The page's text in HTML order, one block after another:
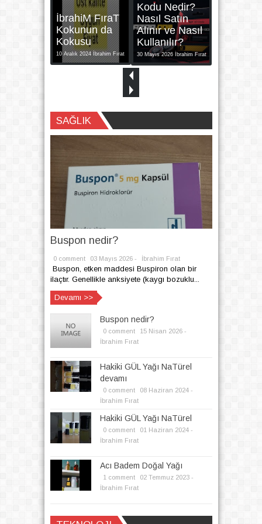
İbrahiM FıraT
Kokunun da
Kokusu
10 Aralık 2024 İbrahim Fırat
Kodu Nedir?
Nasıl Satın
Alınır ve Nasıl
Kullanılır?
30 Mayıs 2026 İbrahim Fırat
SAĞLIKİbrahim Fırat
Buspon nedir?
0 comment 03 Mayıs 2026 - İbrahim Fırat
Buspon, etken maddesi Buspiron olan bir
ilaçtır. Genellikle anksiyete (kaygı bozuklu...
Devamı >>
Buspon nedir?
0 comment 15 Nisan 2026 -
İbrahim Fırat
Hakiki GÜL Yağı NaTürel
devamı
0 comment 08 Haziran 2024 -
İbrahim Fırat
Hakiki GÜL Yağı NaTürel
0 comment 01 Haziran 2024 -
İbrahim Fırat
Acı Badem Doğal Yağı
1 comment 02 Temmuz 2023 -
İbrahim Fırat